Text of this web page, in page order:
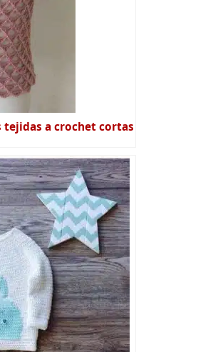
tejidas a crochet cortas